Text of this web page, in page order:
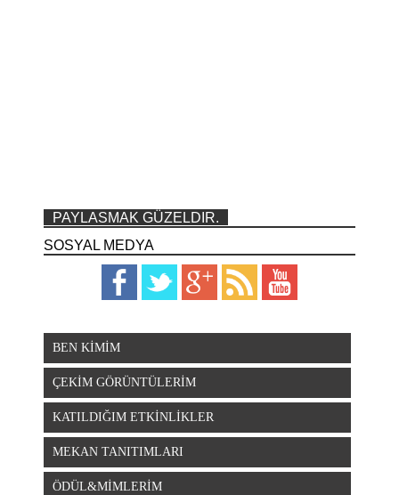
PAYLASMAK GÜZELDIR.
SOSYAL MEDYA
BEN KİMİM
ÇEKİM GÖRÜNTÜLERİM
KATILDIĞIM ETKİNLİKLER
MEKAN TANITIMLARI
ÖDÜL&MİMLERİM